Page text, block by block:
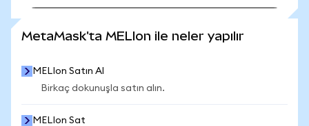
MetaMask'ta MELIon ile neler yapılır
MELIon Satın Al
Birkaç dokunuşla satın alın.
MELIon Sat